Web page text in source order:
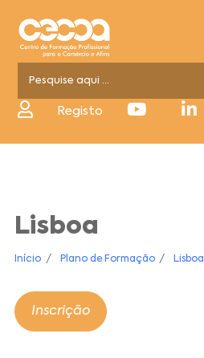
Registo
Lisboa
Início Plano de Formação Lisboa
Inscrição